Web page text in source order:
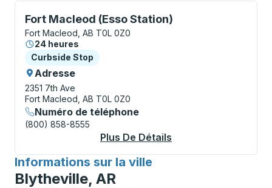
Fort Macleod (Esso Station)
Curbside Stop, utilisez les touches fléchées ou la
Fort Macleod, AB T0L 0Z0
24 heures
Curbside Stop
Curbside Stop
Adresse
2351 7th Ave
Fort Macleod, AB T0L 0Z0
Numéro de téléphone
(800) 858-8555
Plus De Détails
Informations sur la ville
pour
Blytheville, AR